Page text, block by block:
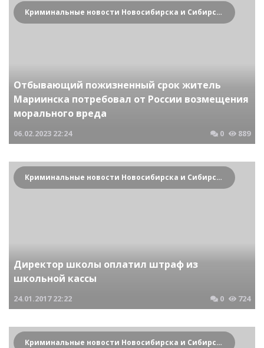
Криминальные новости Новосибирска и Сибирского региона
Отбывающий пожизненный срок житель
Мариинска потребовал от России возмещения
морального вреда
06.02.2023 22:24 0 889
Криминальные новости Новосибирска и Сибирского региона
Директор школы оплатил штраф из
школьной кассы
24.01.2017 22:22 0 724
Криминальные новости Новосибирска и Сибирского региона